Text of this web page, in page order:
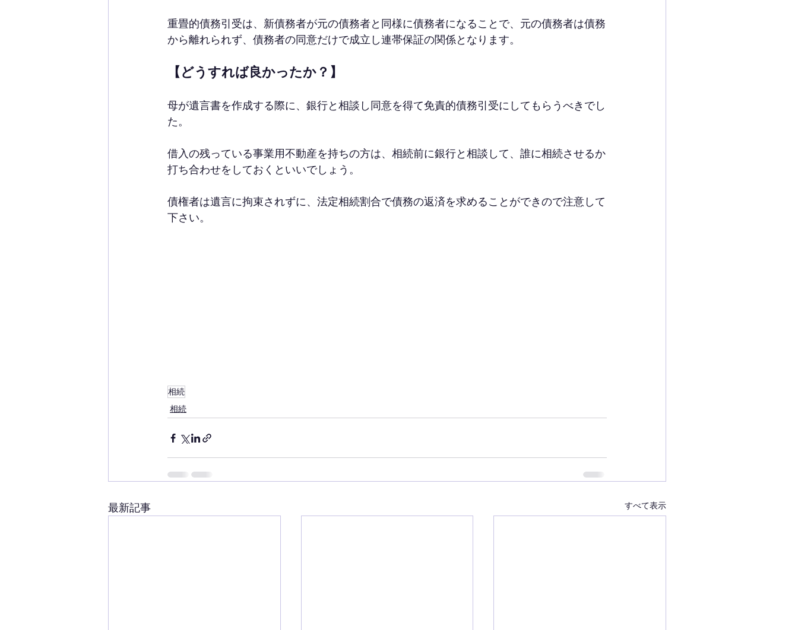
重畳的債務引受は、新債務者が元の債務者と同様に債務者になることで、元の債務者は債務
から離れられず、債務者の同意だけで成立し連帯保証の関係となります。
【どうすれば良かったか？】
母が遺言書を作成する際に、銀行と相談し同意を得て免責的債務引受にしてもらうべきでし
た。
借入の残っている事業用不動産を持ちの方は、相続前に銀行と相談して、誰に相続させるか
打ち合わせをしておくといいでしょう。
債権者は遺言に拘束されずに、法定相続割合で債務の返済を求めることができので注意して
下さい。
相続
相続
最新記事 すべて表示